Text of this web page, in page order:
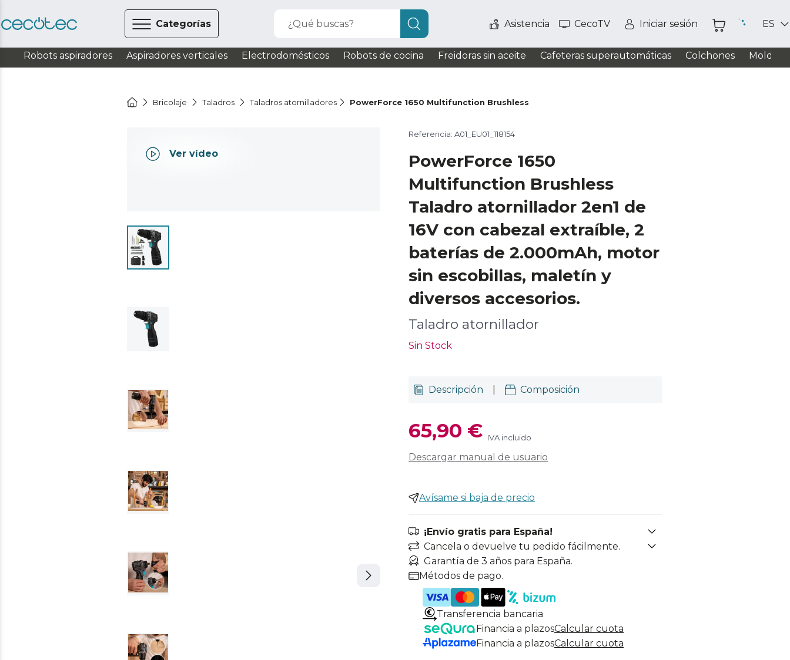
Categorías ¿Qué buscas? Asistencia CecoTV Iniciar sesión ES
Robots aspiradores Aspiradores verticales Electrodomésticos Robots de cocina Freidoras sin aceite Cafeteras superautomáticas Colchones
Bricolaje Taladros Taladros atornilladores PowerForce 1650 Multifunction Brushless
Ver vídeo
Referencia: A01_EU01_118154
PowerForce 1650
Multifunction Brushless
Taladro atornillador 2en1 de
16V con cabezal extraíble, 2
baterías de 2.000mAh, motor
sin escobillas, maletín y
diversos accesorios.
Taladro atornillador
Sin Stock
Descripción Composición
65,90 € IVA incluido
Descargar manual de usuario
Avísame si baja de precio
¡Envío gratis para España!
Cancela o devuelve tu pedido fácilmente.
Garantía de 3 años para España.
Métodos de pago.
Transferencia bancaria
Financia a plazosCalcular cuota
Financia a plazosCalcular cuota